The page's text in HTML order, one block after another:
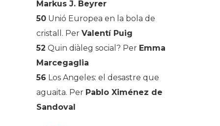
Markus J. Beyrer
50 Unió Europea en la bola de
cristall. Per Valentí Puig
52 Quin diàleg social? Per Emma
Marcegaglia
56 Los Angeles: el desastre que
aguaita. Per Pablo Ximénez de
Sandoval